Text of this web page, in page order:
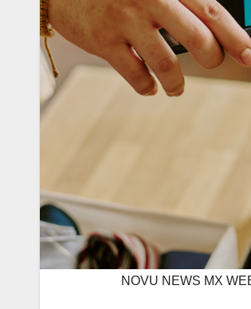
NOVU NEWS MX